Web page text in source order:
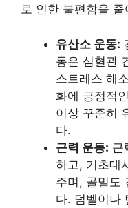
로 인한 불편함을 줄
유산소 운동:
동은 심혈관
스트레스 해
화에 긍정적
이상 꾸준히
다.
근력 운동: 근
하고, 기초대
주며, 골밀도
다. 덤벨이나